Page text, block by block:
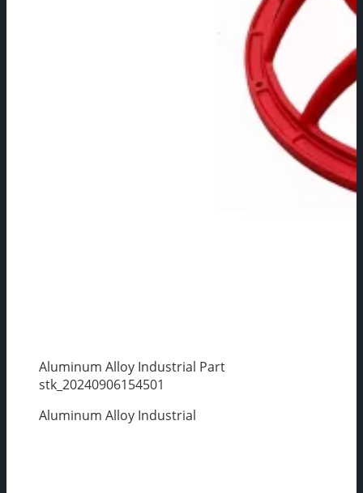
Aluminum Alloy Industrial Part
stk_20240906154501
Aluminum Alloy Industrial